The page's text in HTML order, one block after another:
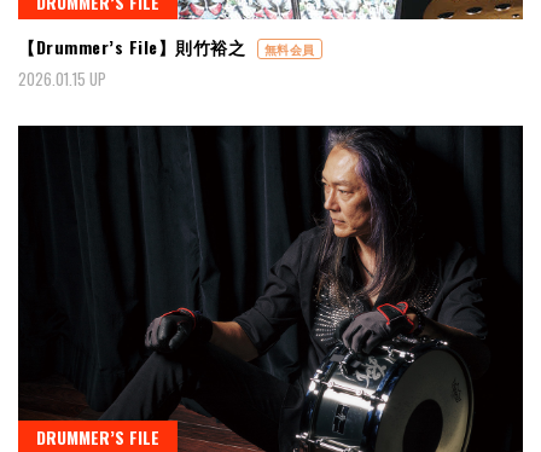
【Drummer’s File】則竹裕之
無料会員
2026.01.15 UP
DRUMMER’S FILE